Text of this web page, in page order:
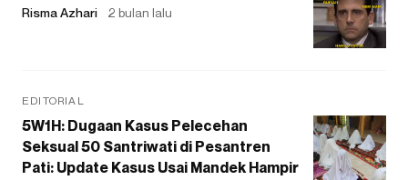
Risma Azhari 2 bulan lalu
EDITORIAL
5W1H: Dugaan Kasus Pelecehan
Seksual 50 Santriwati di Pesantren
Pati: Update Kasus Usai Mandek Hampir